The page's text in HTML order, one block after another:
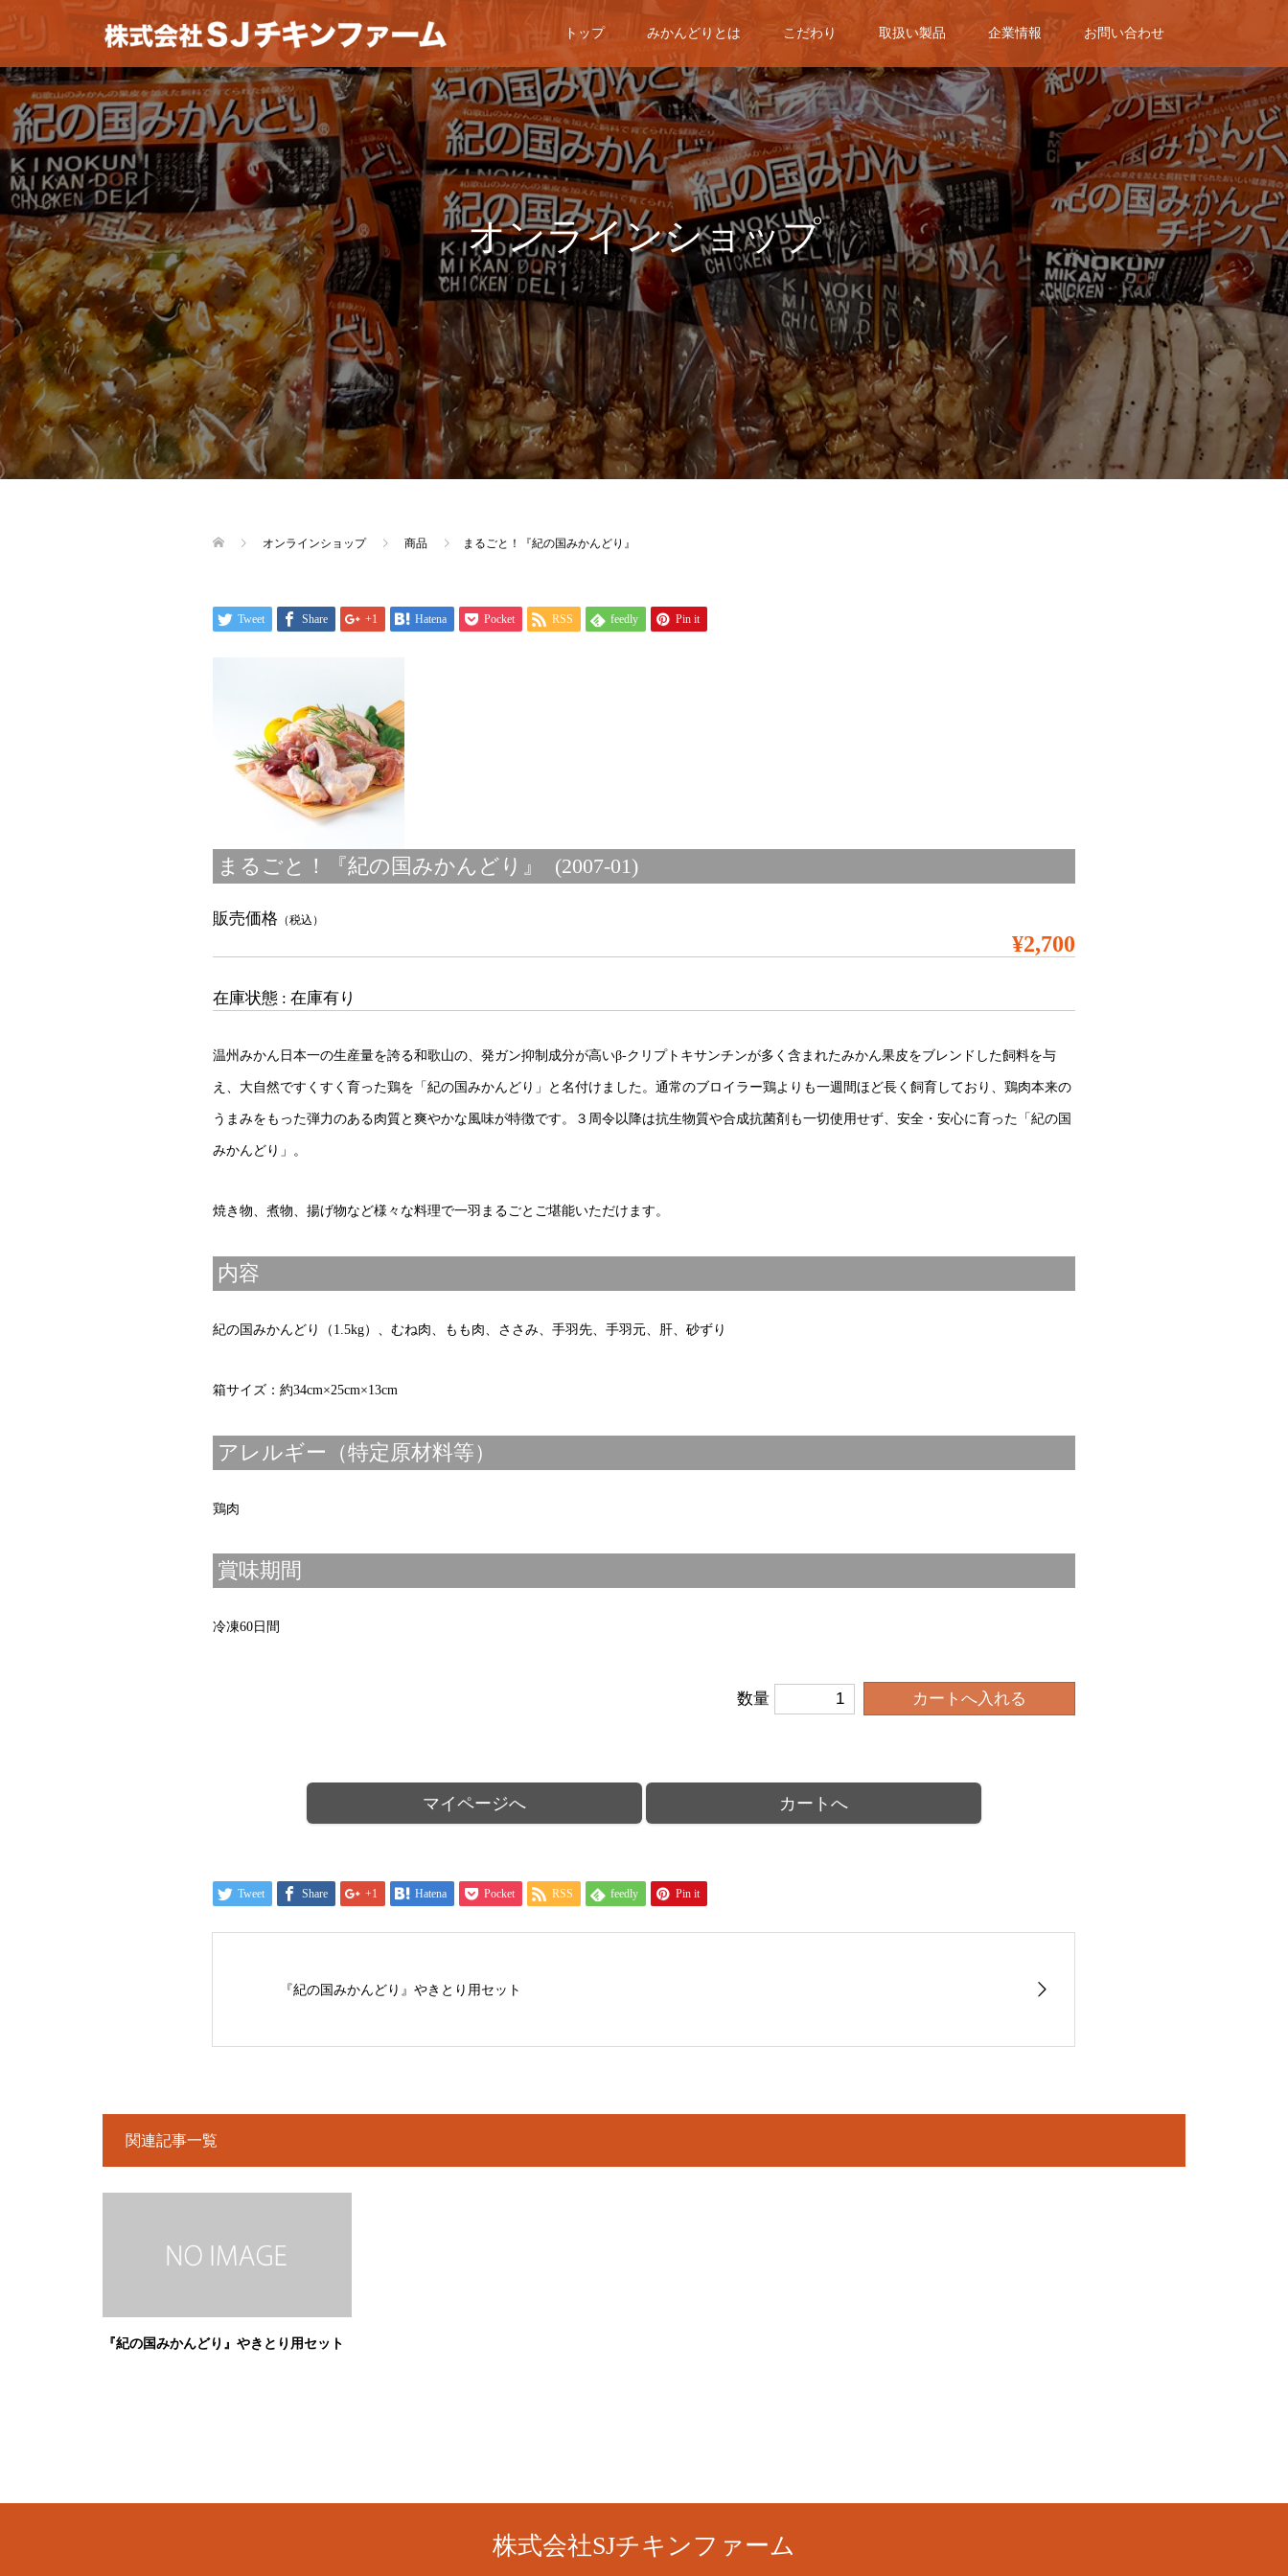
トップ みかんどりとは こだわり 取扱い製品 企業情報 お問い合わせ
オンラインショップ
オンラインショップ 商品 まるごと！『紀の国みかんどり』
Tweet Share +1 Hatena Pocket RSS feedly Pin it
まるごと！『紀の国みかんどり』 (2007-01)
販売価格 （税込）
¥2,700
在庫状態 : 在庫有り
温州みかん日本一の生産量を誇る和歌山の、発ガン抑制成分が高いβ-クリプトキサンチンが多く含まれたみかん果皮をブレンドした飼料を与
え、大自然ですくすく育った鶏を「紀の国みかんどり」と名付けました。通常のブロイラー鶏よりも一週間ほど長く飼育しており、鶏肉本来の
うまみをもった弾力のある肉質と爽やかな風味が特徴です。３周令以降は抗生物質や合成抗菌剤も一切使用せず、安全・安心に育った「紀の国
みかんどり」。
焼き物、煮物、揚げ物など様々な料理で一羽まるごとご堪能いただけます。
内容
紀の国みかんどり（1.5kg）、むね肉、もも肉、ささみ、手羽先、手羽元、肝、砂ずり
箱サイズ：約34cm×25cm×13cm
アレルギー（特定原材料等）
鶏肉
賞味期間
冷凍60日間
数量
マイページへ カートへ
Tweet Share +1 Hatena Pocket RSS feedly Pin it
『紀の国みかんどり』やきとり用セット
関連記事一覧
『紀の国みかんどり』やきとり用セット
株式会社SJチキンファーム